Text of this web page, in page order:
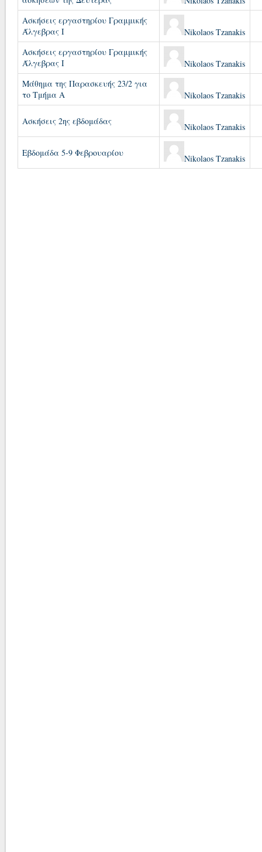
Ασκήσεις εργαστηρίου Γραμμικής
Άλγεβρας Ι
Nikolaos Tzanakis
Ασκήσεις εργαστηρίου Γραμμικής
Άλγεβρας Ι
Nikolaos Tzanakis
Μάθημα της Παρασκευής 23/2 για
το Τμήμα Α
Nikolaos Tzanakis
Ασκήσεις 2ης εβδομάδας
Nikolaos Tzanakis
Εβδομάδα 5-9 Φεβρουαρίου
Nikolaos Tzanakis